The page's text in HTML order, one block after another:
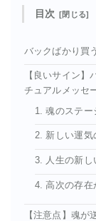
目次
バックばかり買
【良いサイン】
チュアルメッセ
1. 魂のステー
2. 新しい運気
3. 人生の新し
4. 高次の存在
【注意点】魂